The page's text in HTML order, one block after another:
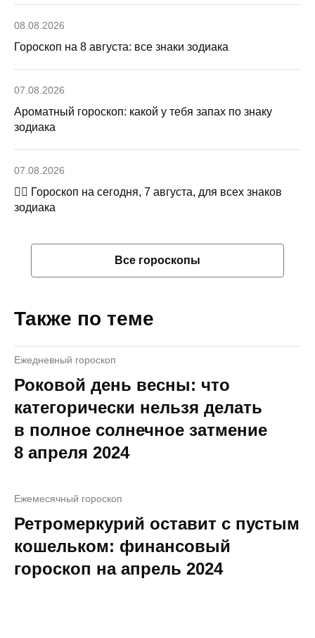
08.08.2026
Гороскоп на 8 августа: все знаки зодиака
07.08.2026
Ароматный гороскоп: какой у тебя запах по знаку
зодиака
07.08.2026
🧙‍♀ Гороскоп на сегодня, 7 августа, для всех знаков
зодиака
Все гороскопы
Также по теме
Ежедневный гороскоп
Роковой день весны: что
категорически нельзя делать
в полное солнечное затмение
8 апреля 2024
Ежемесячный гороскоп
Ретромеркурий оставит с пустым
кошельком: финансовый
гороскоп на апрель 2024